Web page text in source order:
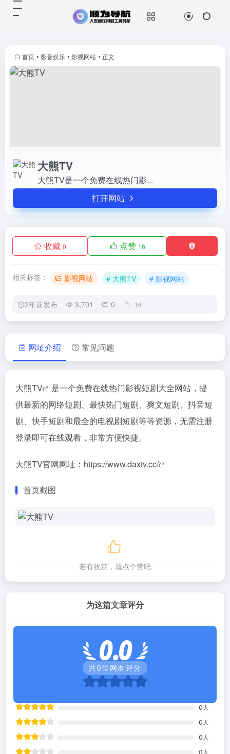
首页 • 影音娱乐 • 影视网站 • 正文
大熊TV
大熊TV是一个免费在线热门影...
打开网站
收藏 0 点赞 16
相关标签： 影视网站 # 大熊TV # 影视网站
2年前发布 3,701 0 16
网址介绍 常见问题
大熊TV
是一个免费在线热门影视短剧大全网站，提
供最新的网络短剧、最快热门短剧、爽文短剧、抖音短
剧、快手短剧和最全的电视剧短剧等等资源，无需注册
登录即可在线观看，非常方便快捷。
大熊TV官网网址： https://www.daxtv.cc/
首页截图
若有收获，就点个赞吧
为这篇文章评分
0.0
共0位网友评分
0 人
0 人
0 人
0 人